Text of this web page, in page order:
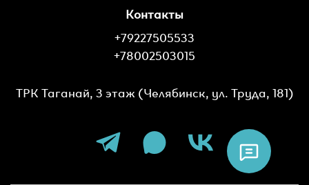
Контакты
+79227505533
+78002503015
ТРК Таганай, 3 этаж (Челябинск, ул. Труда, 181)